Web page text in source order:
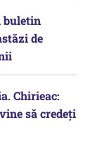
buletin
de
Chirieac:
să credeți